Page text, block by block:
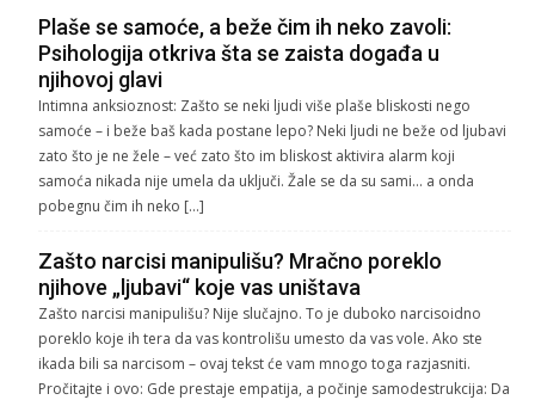
Plaše se samoće, a beže čim ih neko zavoli:
Psihologija otkriva šta se zaista događa u
njihovoj glavi
Intimna anksioznost: Zašto se neki ljudi više plaše bliskosti nego
samoće – i beže baš kada postane lepo? Neki ljudi ne beže od ljubavi
zato što je ne žele – već zato što im bliskost aktivira alarm koji
samoća nikada nije umela da uključi. Žale se da su sami… a onda
pobegnu čim ih neko […]
Zašto narcisi manipulišu? Mračno poreklo
njihove „ljubavi“ koje vas uništava
Zašto narcisi manipulišu? Nije slučajno. To je duboko narcisoidno
poreklo koje ih tera da vas kontrolišu umesto da vas vole. Ako ste
ikada bili sa narcisom – ovaj tekst će vam mnogo toga razjasniti.
Pročitajte i ovo: Gde prestaje empatija, a počinje samodestrukcija: Da